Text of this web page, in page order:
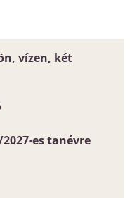
vízen, két
es tanévre